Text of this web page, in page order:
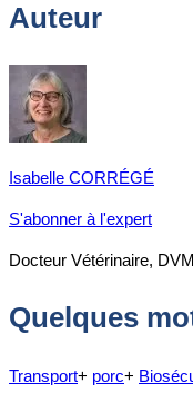
Auteur
Isabelle CORRÉGÉ
S'abonner à l'expert
Docteur Vétérinaire,
Quelques
Transport+ porc+